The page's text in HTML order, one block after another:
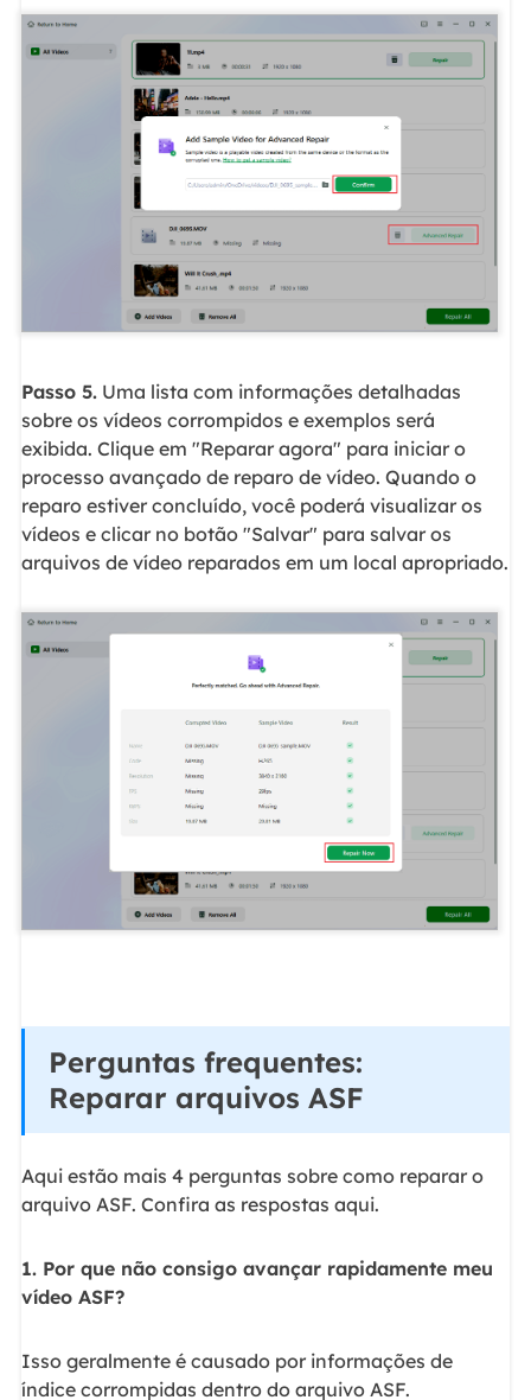
Passo 5.Uma lista com informações detalhadas
sobre os vídeos corrompidos e exemplos será
exibida. Clique em "Reparar agora" para iniciar o
processo avançado de reparo de vídeo. Quando o
reparo estiver concluído, você poderá visualizar os
vídeos e clicar no botão "Salvar" para salvar os
arquivos de vídeo reparados em um local apropriado.
Perguntas frequentes:
Reparar arquivos ASF
Aqui estão mais 4 perguntas sobre como reparar o
arquivo ASF. Confira as respostas aqui.
1. Por que não consigo avançar rapidamente meu
vídeo ASF?
Isso geralmente é causado por informações de
índice corrompidas dentro do arquivo ASF.